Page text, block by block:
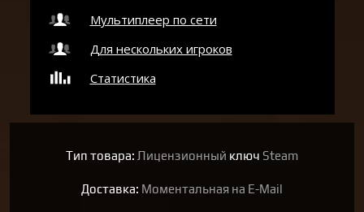
Мультиплеер по сети
Для нескольких игроков
Статистика
Тип товара: Лицензионный ключ Steam
Доставка: Моментальная на E-Mail